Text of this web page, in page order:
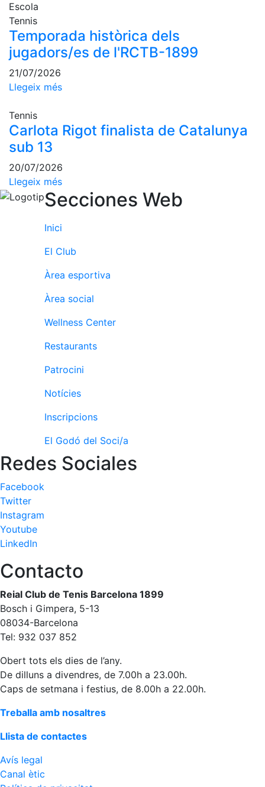
Pàdel
Campionat
Social Pàdel
de joc
Quadre
Històric
del
Campionat
Normativa
Altres esports
Àrea social
Activitats
Socials
Sortides
culturals
Conferències
Inspirational
d'Activitats
Jocs de taula
Penyes del
Club
Wellness
Center
Servei de
fisiosalut
Entrenaments
Activitats
dirigides
Piscina
Normativa
Restaurants
Restaurant
L'Snack
Bar
Piscina
Escola
Tennis
Temporada històrica dels
jugadors/es de l'RCTB-1899
21/07/2026
Llegeix més
Tennis
Carlota Rigot finalista de Catalunya
sub 13
20/07/2026
Llegeix més
Secciones Web
Inici
El Club
Àrea esportiva
Àrea social
Wellness Center
Restaurants
Patrocini
Notícies
Inscripcions
El Godó del Soci/a
Redes Sociales
Facebook
Twitter
Instagram
Youtube
LinkedIn
Contacto
Reial Club de Tenis Barcelona 1899
Bosch i Gimpera, 5-13
08034-Barcelona
Tel: 932 037 852
Obert tots els dies de l’any.
De dilluns a divendres, de 7.00h a 23.00h.
Caps de setmana i festius, de 8.00h a 22.00h.
Treballa amb nosaltres
Llista de contactes
Avís legal
Canal ètic